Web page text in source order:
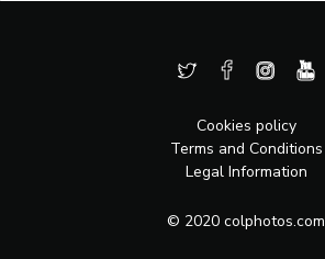
Cookies policy
Terms and Conditions
Legal Information
© 2020 colphotos.com